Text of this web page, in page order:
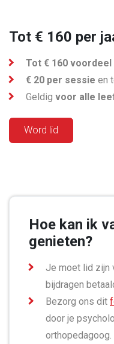
Tot € 160 per
Tot € 160 voordeel
€ 20 per sessie en
Geldig voor alle
Word lid
Hoe kan ik
genieten?
Je moet lid zijn
bijdragen
Bezorg ons dit
door je
orthopedagoog.